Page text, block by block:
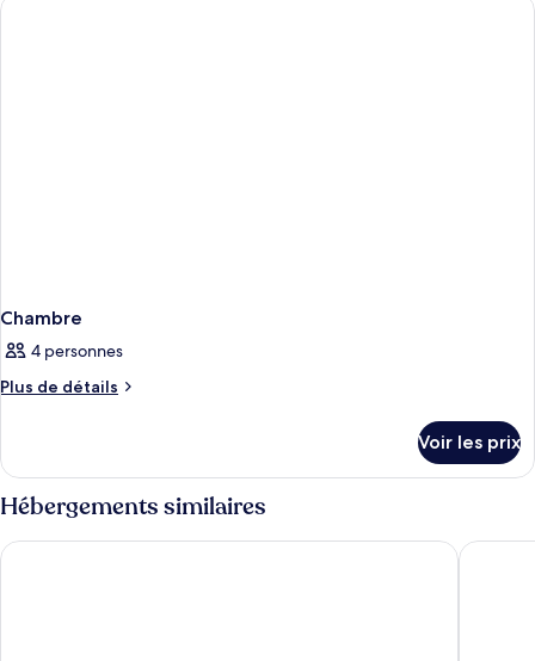
de
Chambre
4 personnes
Plus de détails
Plus
le
type
de
chambre
Chambre
Voir les prix
Hébergements similaires
Almyrida Resort Villa Irini